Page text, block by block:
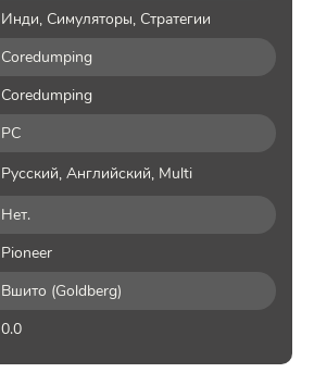
Инди, Симуляторы, Стратегии
Coredumping
Coredumping
PC
Русский, Английский, Multi
Нет.
Pioneer
Вшито (Goldberg)
0.0